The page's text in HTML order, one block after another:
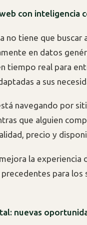
con inteligencia
no tiene que
en datos
tiempo real para
a sus
navegando por
que alguien
precio y
la experiencia
para
nuevas